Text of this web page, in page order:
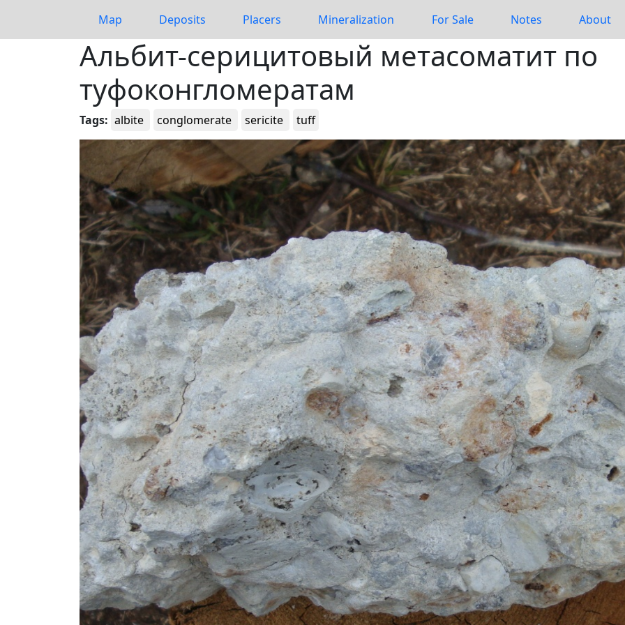
Map Deposits Placers Mineralization For Sale Notes About
Альбит-серицитовый метасоматит по
туфоконгломератам
Tags: albite conglomerate sericite tuff